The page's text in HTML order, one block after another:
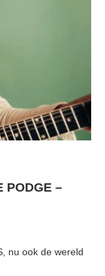
PODGE –
nu ook de wereld